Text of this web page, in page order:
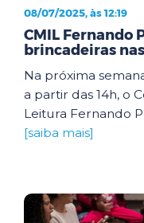
08/07/2025, às 12:19
CMIL Fernando
brincadeiras
Na próxima
a partir das 14h, o
Leitura Fernando
[saiba mais]